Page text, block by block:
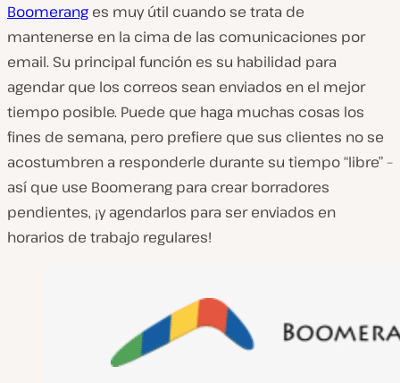
Boomerang es muy útil cuando se trata de
mantenerse en la cima de las comunicaciones por
email. Su principal función es su habilidad para
agendar que los correos sean enviados en el mejor
tiempo posible. Puede que haga muchas cosas los
fines de semana, pero prefiere que sus clientes no se
acostumbren a responderle durante su tiempo “libre” –
así que use Boomerang para crear borradores
pendientes, ¡y agendarlos para ser enviados en
horarios de trabajo regulares!